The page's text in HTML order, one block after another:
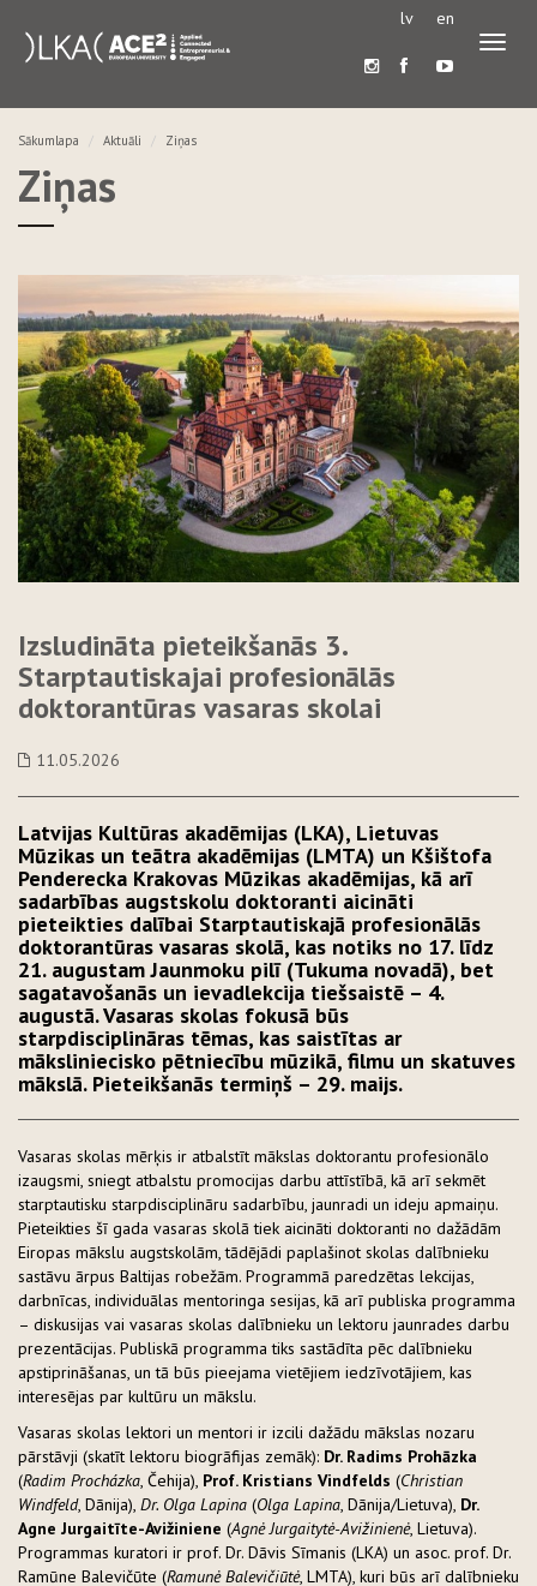
lv en
Sākumlapa Aktuāli Ziņas
Ziņas
Izsludināta pieteikšanās 3.
Starptautiskajai profesionālās
doktorantūras vasaras skolai
11.05.2026
Latvijas Kultūras akadēmijas (LKA), Lietuvas
Mūzikas un teātra akadēmijas (LMTA) un Kšištofa
Penderecka Krakovas Mūzikas akadēmijas, kā arī
sadarbības augstskolu doktoranti aicināti
pieteikties dalībai Starptautiskajā profesionālās
doktorantūras vasaras skolā, kas notiks no 17. līdz
21. augustam Jaunmoku pilī (Tukuma novadā), bet
sagatavošanās un ievadlekcija tiešsaistē – 4.
augustā. Vasaras skolas fokusā būs
starpdisciplināras tēmas, kas saistītas ar
māksliniecisko pētniecību mūzikā, filmu un skatuves
mākslā. Pieteikšanās termiņš – 29. maijs.
Vasaras skolas mērķis ir atbalstīt mākslas doktorantu profesionālo
izaugsmi, sniegt atbalstu promocijas darbu attīstībā, kā arī sekmēt
starptautisku starpdisciplināru sadarbību, jaunradi un ideju apmaiņu.
Pieteikties šī gada vasaras skolā tiek aicināti doktoranti no dažādām
Eiropas mākslu augstskolām, tādējādi paplašinot skolas dalībnieku
sastāvu ārpus Baltijas robežām. Programmā paredzētas lekcijas,
darbnīcas, individuālas mentoringa sesijas, kā arī publiska programma
– diskusijas vai vasaras skolas dalībnieku un lektoru jaunrades darbu
prezentācijas. Publiskā programma tiks sastādīta pēc dalībnieku
apstiprināšanas, un tā būs pieejama vietējiem iedzīvotājiem, kas
interesējas par kultūru un mākslu.
Vasaras skolas lektori un mentori ir izcili dažādu mākslas nozaru
pārstāvji (skatīt lektoru biogrāfijas zemāk): Dr. Radims Prohāzka
(Radim Procházka, Čehija), Prof. Kristians Vindfelds (Christian
Windfeld, Dānija), Dr. Olga Lapina (Olga Lapina, Dānija/Lietuva), Dr.
Agne Jurgaitīte-Avižiniene (Agnė Jurgaitytė-Avižinienė, Lietuva).
Programmas kuratori ir prof. Dr. Dāvis Sīmanis (LKA) un asoc. prof. Dr.
Ramūne Balevičūte (Ramunė Balevičiūtė, LMTA), kuri būs arī dalībnieku